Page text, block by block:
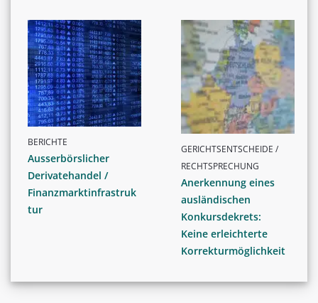
BERICHTE
Ausserbörslicher
Derivatehandel /
Finanzmarktinfrastruk
tur
GERICHTSENTSCHEIDE /
RECHTSPRECHUNG
Anerkennung eines
ausländischen
Konkursdekrets:
Keine erleichterte
Korrekturmöglichkeit